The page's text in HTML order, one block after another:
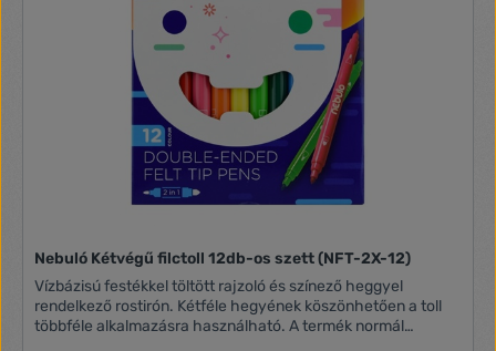
Nebuló Kétvégű filctoll 12db-os szett (NFT-2X-12)
Vízbázisú festékkel töltött rajzoló és színező heggyel
rendelkező rostirón. Kétféle hegyének köszönhetően a toll
többféle alkalmazásra használható. A termék normál